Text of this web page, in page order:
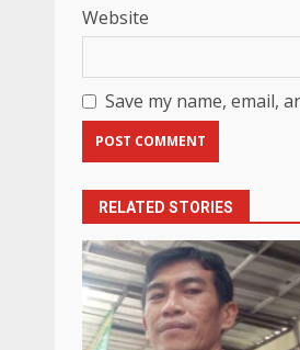
Website
Save my name, email,
RELATED STORIES